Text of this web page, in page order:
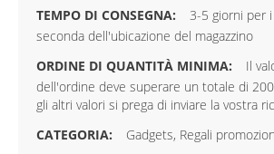
3-5 giorni per
seconda dell'ubicazione del magazzino
Il
dell'ordine deve superare un totale di
gli altri valori si prega di inviare la vostra
Gadgets, Regali